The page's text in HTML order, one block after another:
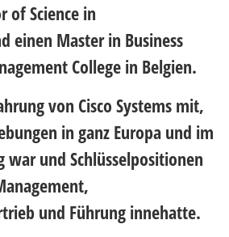
of Science in
einen Master in Business
College in Belgien.
von Cisco Systems mit,
in ganz Europa und im
war und Schlüsselpositionen
und Führung innehatte.